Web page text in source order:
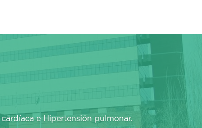
e Hipertensión pulmonar.